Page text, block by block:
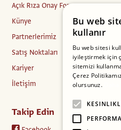
Açık Rıza Onay Formu
Künye
Partnerlerimiz
Satış Noktaları
Kariyer
İletişim
Takip Edin
Bu web
kullanır
Bu web sitesi
iyileştirmek için
sitemizi
Çerez
olursunuz.